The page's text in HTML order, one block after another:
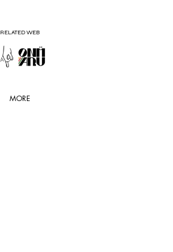
RELATED WEB
MORE